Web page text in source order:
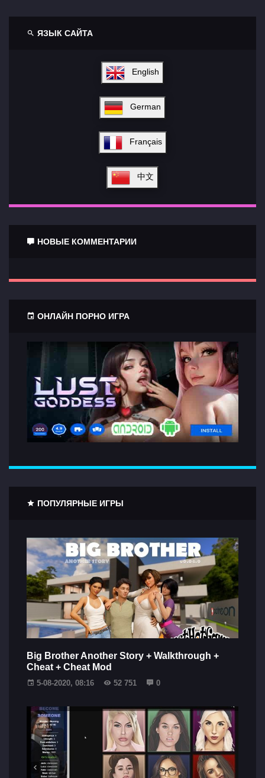
ЯЗЫК САЙТА
English
German
Français
中文
НОВЫЕ КОММЕНТАРИИ
ОНЛАЙН ПОРНО ИГРА
ПОПУЛЯРНЫЕ ИГРЫ
Big Brother Another Story + Walkthrough +
Cheat + Cheat Mod
5-08-2020, 08:16 52 751 0